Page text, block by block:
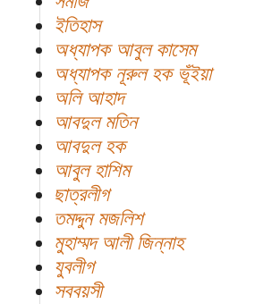
ইতিহাস
অধ্যাপক আবুল কাসেম
অধ্যাপক নূরুল হক ভূঁইয়া
অলি আহাদ
আবদুল মতিন
আবদুল হক
আবুল হাশিম
ছাত্রলীগ
তমদ্দুন মজলিশ
মুহাম্মদ আলী জিন্নাহ
যুবলীগ
সববয়সী